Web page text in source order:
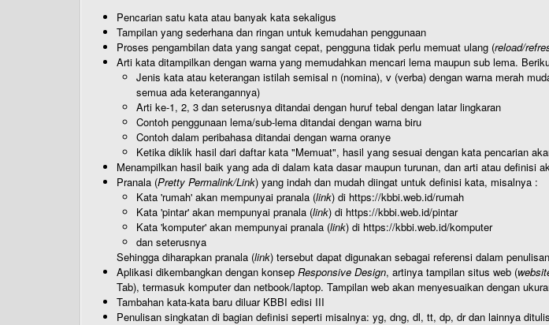
Pencarian satu kata atau banyak kata sekaligus
Tampilan yang sederhana dan ringan untuk kemudahan penggunaan
Proses pengambilan data yang sangat cepat, pengguna tidak perlu memuat ulang (reload/
Arti kata ditampilkan dengan warna yang memudahkan mencari lema maupun sub lema.
Jenis kata atau keterangan istilah semisal n (nomina), v (verba) dengan warna merah
semua ada keterangannya)
Arti ke-1, 2, 3 dan seterusnya ditandai dengan huruf tebal dengan latar lingkaran
Contoh penggunaan lema/sub-lema ditandai dengan warna biru
Contoh dalam peribahasa ditandai dengan warna oranye
Ketika diklik hasil dari daftar kata "Memuat", hasil yang sesuai dengan kata pencarian
Menampilkan hasil baik yang ada di dalam kata dasar maupun turunan, dan arti atau definisi
Pranala (Pretty Permalink/Link) yang indah dan mudah diingat untuk definisi kata, misalnya :
Kata 'rumah' akan mempunyai pranala (link) di https://kbbi.web.id/rumah
Kata 'pintar' akan mempunyai pranala (link) di https://kbbi.web.id/pintar
Kata 'komputer' akan mempunyai pranala (link) di https://kbbi.web.id/komputer
dan seterusnya
Sehingga diharapkan pranala (link) tersebut dapat digunakan sebagai referensi dalam
Aplikasi dikembangkan dengan konsep Responsive Design, artinya tampilan situs web (
Tab), termasuk komputer dan netbook/laptop. Tampilan web akan menyesuaikan dengan
Tambahan kata-kata baru diluar KBBI edisi III
Penulisan singkatan di bagian definisi seperti misalnya: yg, dng, dl, tt, dp, dr dan lainnya